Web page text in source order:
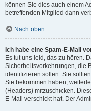
können Sie dies auch einem
betreffenden Mitglied dann
Nach oben
Ich habe eine Spam-E-Mail
Es tut uns leid, das zu hören.
Sicherheitsvorkehrungen, die
identifizieren sollen. Sie
Sie bekommen haben,
(Headers) mitzuschicken.
E-Mail verschickt hat. Der